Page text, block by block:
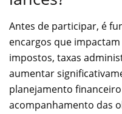
Antes de participar, é
encargos que impactam
impostos, taxas
aumentar
planejamento
acompanhamento das